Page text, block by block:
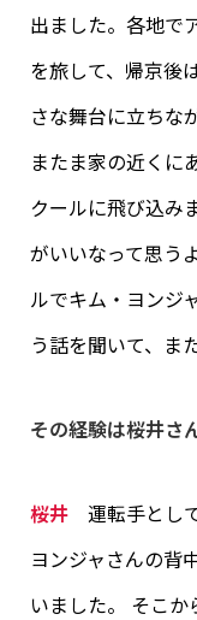
出ました。各地で
を旅して、帰京後
さな舞台に立ちな
またま家の近くに
クールに飛び込み
がいいなって思う
ルでキム・ヨンジ
う話を聞いて、ま
その経験は桜井さ
桜井運転手として
ヨンジャさんの背
いました。 そこ